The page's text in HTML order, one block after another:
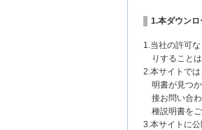
1.本ダウン
1.当社の許可
りすること
2.本サイトで
明書が見つ
接お問い合
種説明書を
3.本サイトに